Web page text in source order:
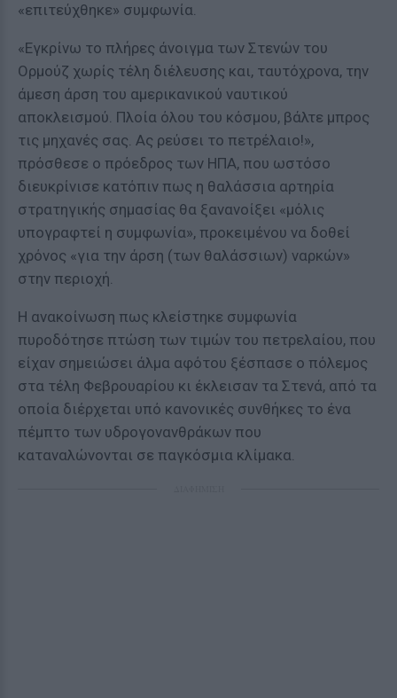
«επιτεύχθηκε» συμφωνία.
«Εγκρίνω το πλήρες άνοιγμα των Στενών του
Ορμούζ χωρίς τέλη διέλευσης και, ταυτόχρονα, την
άμεση άρση του αμερικανικού ναυτικού
αποκλεισμού. Πλοία όλου του κόσμου, βάλτε μπρος
τις μηχανές σας. Ας ρεύσει το πετρέλαιο!»,
πρόσθεσε ο πρόεδρος των ΗΠΑ, που ωστόσο
διευκρίνισε κατόπιν πως η θαλάσσια αρτηρία
στρατηγικής σημασίας θα ξανανοίξει «μόλις
υπογραφτεί η συμφωνία», προκειμένου να δοθεί
χρόνος «για την άρση (των θαλάσσιων) ναρκών»
στην περιοχή.
Η ανακοίνωση πως κλείστηκε συμφωνία
πυροδότησε πτώση των τιμών του πετρελαίου, που
είχαν σημειώσει άλμα αφότου ξέσπασε ο πόλεμος
στα τέλη Φεβρουαρίου κι έκλεισαν τα Στενά, από τα
οποία διέρχεται υπό κανονικές συνθήκες το ένα
πέμπτο των υδρογονανθράκων που
καταναλώνονται σε παγκόσμια κλίμακα.